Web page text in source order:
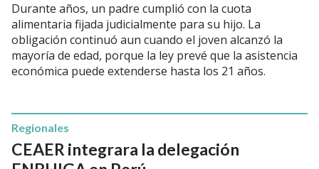
Durante años, un padre cumplió con la cuota
alimentaria fijada judicialmente para su hijo. La
obligación continuó aun cuando el joven alcanzó la
mayoría de edad, porque la ley prevé que la asistencia
económica puede extenderse hasta los 21 años.
CEAER integrara la delegación
Regionales